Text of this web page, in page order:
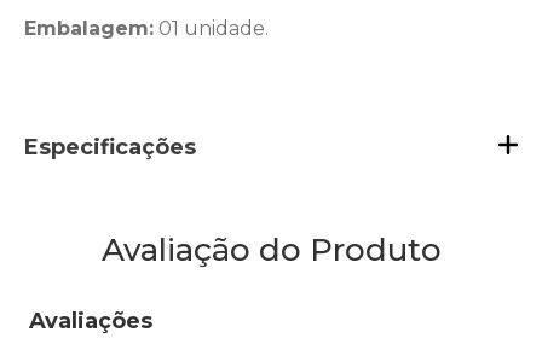
Embalagem: 01 unidade.
Especificações
Avaliação do Produto
Avaliações